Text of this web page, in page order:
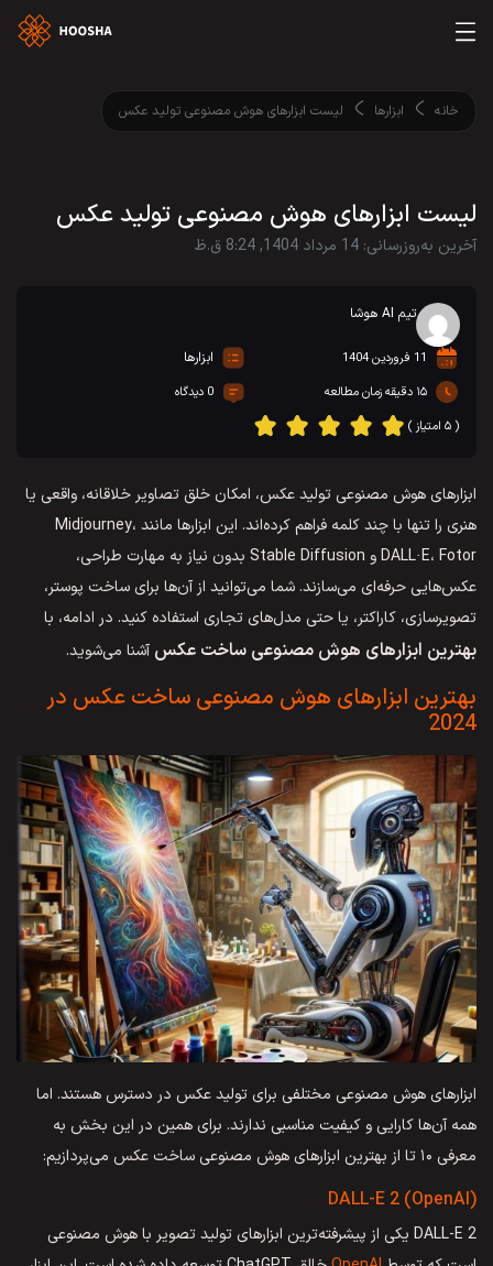
خانه ابزارها لیست ابزارهای هوش مصنوعی تولید عکس
لیست ابزارهای هوش مصنوعی تولید عکس
آخرین به‌روزرسانی: 14 مرداد 1404, 8:24 ق.ظ
تیم AI هوشا
11 فروردین 1404 ابزارها
۱۵ دقیقه زمان مطالعه
0 دیدگاه
( ۵ امتیاز )
ابزارهای هوش مصنوعی تولید عکس، امکان خلق تصاویر خلاقانه، واقعی یا
هنری را تنها با چند کلمه فراهم کرده‌اند. این ابزارها مانند Midjourney،
DALL·E، Fotor و Stable Diffusion بدون نیاز به مهارت طراحی،
عکس‌هایی حرفه‌ای می‌سازند. شما می‌توانید از آن‌ها برای ساخت پوستر،
تصویرسازی، کاراکتر، یا حتی مدل‌های تجاری استفاده کنید. در ادامه، با
بهترین ابزارهای هوش مصنوعی ساخت عکس آشنا می‌شوید.
بهترین ابزارهای هوش مصنوعی ساخت عکس در
2024
ابزارهای هوش مصنوعی مختلفی برای تولید عکس در دسترس هستند. اما
همه آن‌ها کارایی و کیفیت مناسبی ندارند. برای همین در این بخش به
معرفی ۱۰ تا از بهترین ابزارهای هوش مصنوعی ساخت عکس می‌پردازیم:
DALL-E 2 (OpenAI)
DALL-E 2 یکی از پیشرفته‌ترین ابزارهای تولید تصویر با هوش مصنوعی